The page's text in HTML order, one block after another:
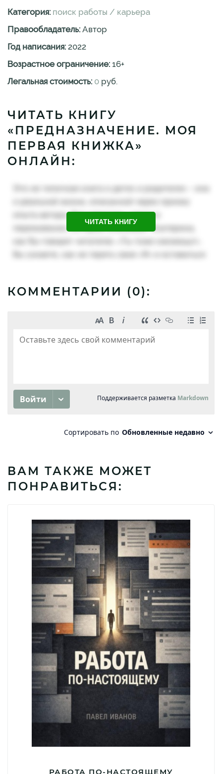
Категория: поиск работы / карьера
Правообладатель: Автор
Год написания: 2022
Возрастное ограничение: 16+
Легальная стоимость: 0 руб.
ЧИТАТЬ КНИГУ
«ПРЕДНАЗНАЧЕНИЕ. МОЯ
ПЕРВАЯ КНИЖКА»
ОНЛАЙН:
ЧИТАТЬ КНИГУ
КОММЕНТАРИИ (0):
ВАМ ТАКЖЕ МОЖЕТ
ПОНРАВИТЬСЯ:
РАБОТА ПО-НАСТОЯЩЕМУ